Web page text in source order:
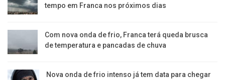
tempo em Franca nos próximos dias
Com nova onda de frio, Franca terá queda brusca
de temperatura e pancadas de chuva
Nova onda de frio intenso já tem data para chegar